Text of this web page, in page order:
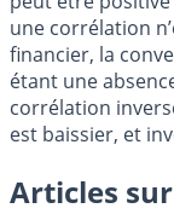
une corrélation
financier, la
étant une
corrélation
est baissier, et
Articles